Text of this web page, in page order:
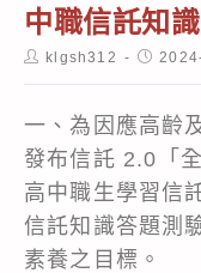
中職信託知識
Postklgsh312
Post
一、為因應高齡
發布信託 2.0「
高中職生學習信
信託知識答題測
素養之目標。